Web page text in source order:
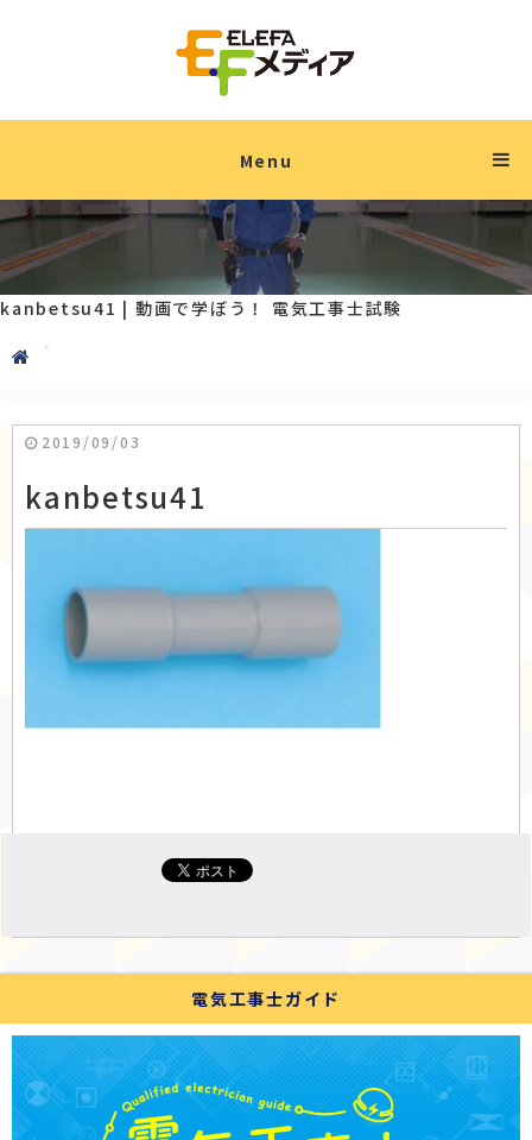
Menu
kanbetsu41 | 動画で学ぼう！ 電気工事士試験
2019/09/03
kanbetsu41
電気工事士ガイド